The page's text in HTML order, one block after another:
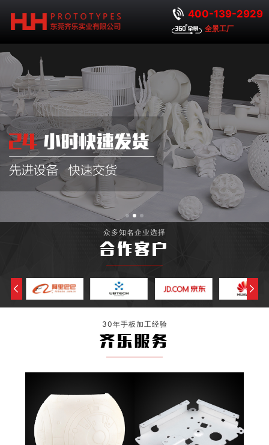
400-139-2929
全景工厂
众多知名企业选择
合作客户
30年手板加工经验
齐乐服务